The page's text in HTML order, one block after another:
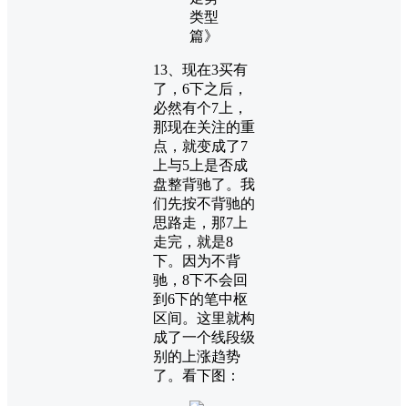
13、现在3买有
了，6下之后，
必然有个7上，
那现在关注的重
点，就变成了7
上与5上是否成
盘整背驰了。我
们先按不背驰的
思路走，那7上
走完，就是8
下。因为不背
驰，8下不会回
到6下的笔中枢
区间。这里就构
成了一个线段级
别的上涨趋势
了。看下图：